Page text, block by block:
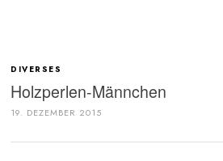
DIVERSES
Holzperlen-Männchen
19. DEZEMBER 2015